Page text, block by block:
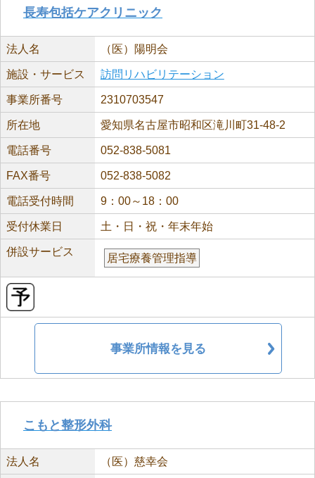
長寿包括ケアクリニック
法人名 （医）陽明会
施設・サービス 訪問リハビリテーション
事業所番号 2310703547
所在地 愛知県名古屋市昭和区滝川町31-48-2
電話番号 052-838-5081
FAX番号 052-838-5082
電話受付時間 9：00～18：00
受付休業日 土・日・祝・年末年始
併設サービス
居宅療養管理指導
事業所情報を見る
こもと整形外科
法人名 （医）慈幸会